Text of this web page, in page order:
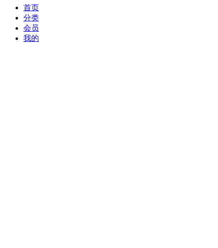
首页
分类
会员
我的